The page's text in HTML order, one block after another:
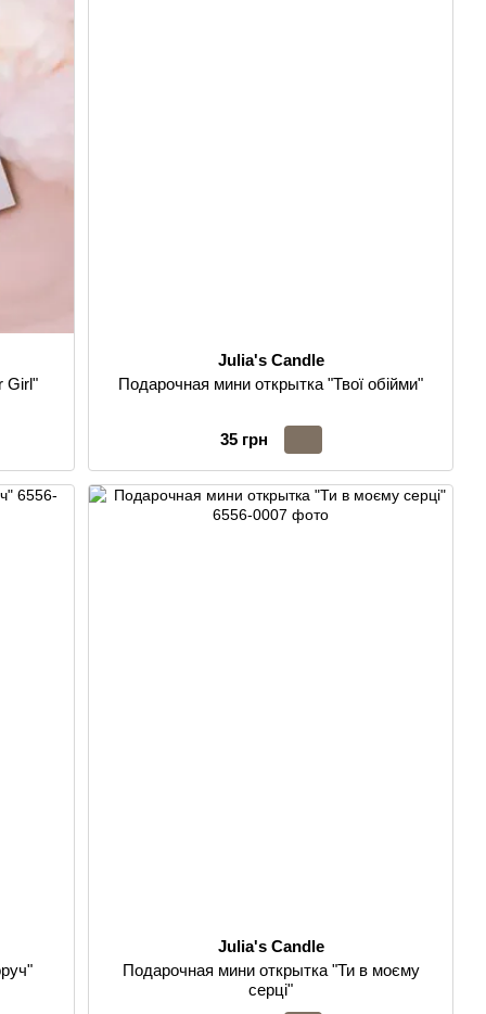
Girl"
Julia's Candle
Подарочная мини открытка "Твої обійми"
35 грн
Julia's Candle
Подарочная мини открытка "Ти в моєму
серці"